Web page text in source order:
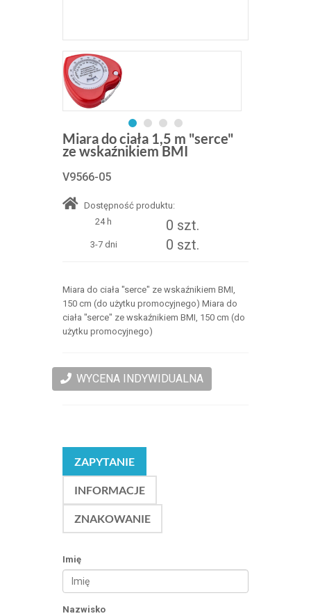
Miara do ciała 1,5 m "serce"
ze wskaźnikiem BMI
V9566-05
Dostępność produktu:
24 h
0 szt.
3-7 dni 0 szt.
Miara do ciała "serce" ze wskaźnikiem BMI,
150 cm (do użytku promocyjnego) Miara do
ciała "serce" ze wskaźnikiem BMI, 150 cm (do
użytku promocyjnego)
WYCENA INDYWIDUALNA
ZAPYTANIE
INFORMACJE
ZNAKOWANIE
Imię
Nazwisko